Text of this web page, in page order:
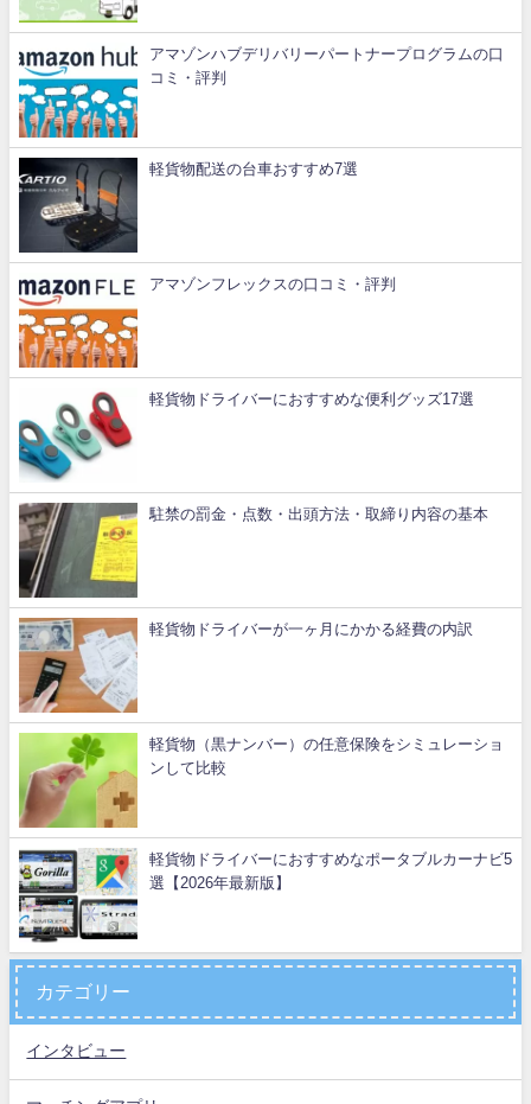
アマゾンハブデリバリーパートナープログラムの口
コミ・評判
軽貨物配送の台車おすすめ7選
アマゾンフレックスの口コミ・評判
軽貨物ドライバーにおすすめな便利グッズ17選
駐禁の罰金・点数・出頭方法・取締り内容の基本
軽貨物ドライバーが一ヶ月にかかる経費の内訳
軽貨物（黒ナンバー）の任意保険をシミュレーショ
ンして比較
軽貨物ドライバーにおすすめなポータブルカーナビ5
選【2026年最新版】
カテゴリー
インタビュー